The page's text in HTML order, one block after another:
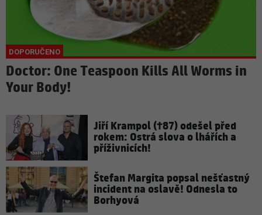
Doctor: One Teaspoon Kills All Worms in
Your Body!
Jiří Krampol (†87) odešel před
rokem: Ostrá slova o lhářích a
příživnicích!
Štefan Margita popsal nešťastný
incident na oslavě! Odnesla to
Borhyová